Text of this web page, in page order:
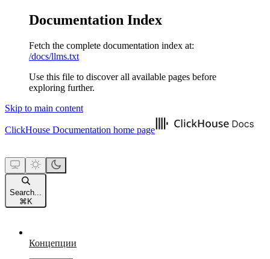
Documentation Index
Fetch the complete documentation index at:
/docs/llms.txt
Use this file to discover all available pages before
exploring further.
Skip to main content
ClickHouse Documentation home page
Search...
⌘ K
Концепции